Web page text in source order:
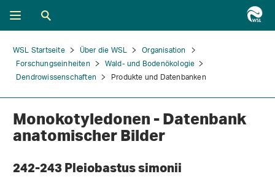
WSL Startseite Über die WSL
Organisation
Forschungseinheiten
Wald- und Bodenökologie
Dendrowissenschaften
Produkte und Datenbanken
Monokotyledonen - Datenbank
anatomischer Bilder
242-243 Pleiobastus simonii